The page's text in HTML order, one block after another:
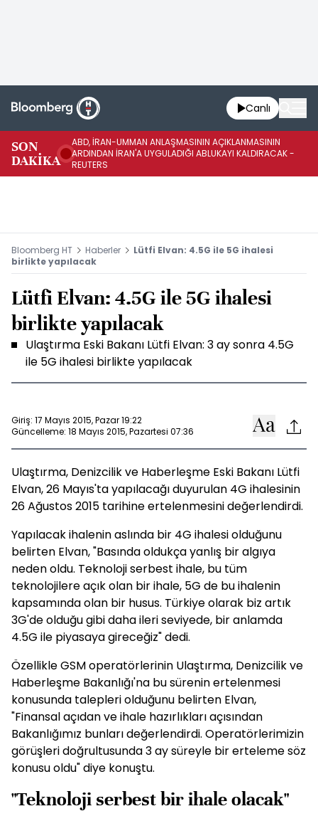
Canlı
SON
DAKİKA
ABD, İRAN-UMMAN ANLAŞMASININ AÇIKLANMASININ
ARDINDAN İRAN'A UYGULADIĞI ABLUKAYI KALDIRACAK -
REUTERS
Bloomberg HT Haberler
Lütfi Elvan: 4.5G ile 5G ihalesi
birlikte yapılacak
Lütfi Elvan: 4.5G ile 5G ihalesi
birlikte yapılacak
Ulaştırma Eski Bakanı Lütfi Elvan: 3 ay sonra 4.5G
ile 5G ihalesi birlikte yapılacak
Giriş: 17 Mayıs 2015, Pazar 19:22
Güncelleme: 18 Mayıs 2015, Pazartesi 07:36
Ulaştırma, Denizcilik ve Haberleşme Eski Bakanı Lütfi
Elvan, 26 Mayıs'ta yapılacağı duyurulan 4G ihalesinin
26 Ağustos 2015 tarihine ertelenmesini değerlendirdi.
Yapılacak ihalenin aslında bir 4G ihalesi olduğunu
belirten Elvan, "Basında oldukça yanlış bir algıya
neden oldu. Teknoloji serbest ihale, bu tüm
teknolojilere açık olan bir ihale, 5G de bu ihalenin
kapsamında olan bir husus. Türkiye olarak biz artık
3G'de olduğu gibi daha ileri seviyede, bir anlamda
4.5G ile piyasaya gireceğiz" dedi.
Özellikle GSM operatörlerinin Ulaştırma, Denizcilik ve
Haberleşme Bakanlığı'na bu sürenin ertelenmesi
konusunda talepleri olduğunu belirten Elvan,
"Finansal açıdan ve ihale hazırlıkları açısından
Bakanlığımız bunları değerlendirdi. Operatörlerimizin
görüşleri doğrultusunda 3 ay süreyle bir erteleme söz
konusu oldu" diye konuştu.
"Teknoloji serbest bir ihale olacak"